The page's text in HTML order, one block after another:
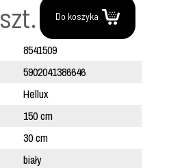
szt. Do koszyka
8541509
5902041386646
Hellux
150 cm
30 cm
biały